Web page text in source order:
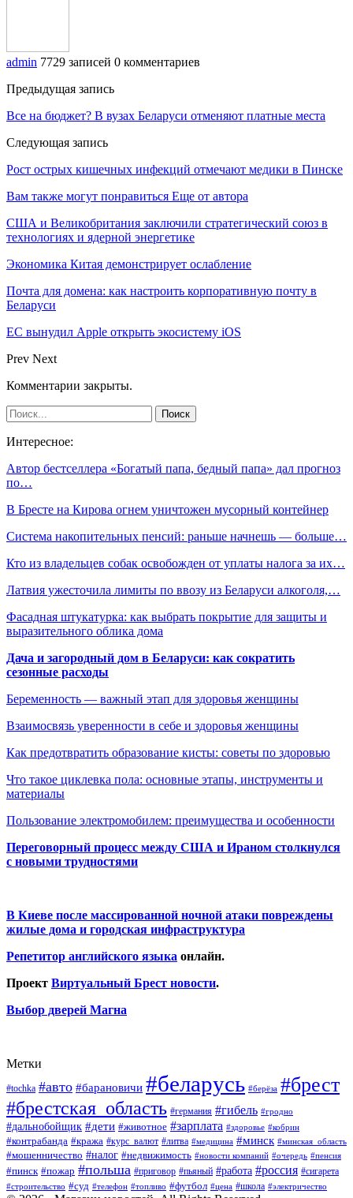
admin 7729 записей 0 комментариев
Предыдущая запись
Все на бюджет? В вузах Беларуси отменяют платные места
Следующая запись
Рост острых кишечных инфекций отмечают медики в Пинске
Вам также могут понравиться Еще от автора
США и Великобритания заключили стратегический союз в
технологиях и ядерной энергетике
Экономика Китая демонстрирует ослабление
Почта для домена: как настроить корпоративную почту в
Беларуси
ЕС вынудил Apple открыть экосистему iOS
Prev Next
Комментарии закрыты.
Интересное:
Автор бестселлера «Богатый папа, бедный папа» дал прогноз
по…
В Бресте на Кирова огнем уничтожен мусорный контейнер
Система накопительных пенсий: раньше начнешь — больше…
Кто из владельцев собак освобожден от уплаты налога за их…
Латвия ужесточила лимиты по ввозу из Беларуси алкоголя,…
Фасадная штукатурка: как выбрать покрытие для защиты и
выразительного облика дома
Дача и загородный дом в Беларуси: как сократить
сезонные расходы
Беременность — важный этап для здоровья женщины
Взаимосвязь уверенности в себе и здоровья женщины
Как предотвратить образование кисты: советы по здоровью
Что такое циклевка пола: основные этапы, инструменты и
материалы
Пользование электромобилем: преимущества и особенности
Переговорный процесс между США и Ираном столкнулся
с новыми трудностями
В Киеве после массированной ночной атаки повреждены
жилые дома и городская инфраструктура
Репетитор английского языка онлайн.
Проект Виртуальный Брест новости.
Выбор дверей Магна
Метки
#tochka #авто #барановичи #беларусь #берёза #брест
#брестская_область #германия #гибель #гродно
#дальнобойщик #дети #животное #зарплата #здоровье #кобрин
#контрабанда #кража #курс_валют #литва #медицина #минск #минская_область
#мошенничество #налог #недвижимость #новости компаний #очередь #пенсия
#пинск #пожар #польша #приговор #пьяный #работа #россия #сигарета
#строительство #суд #телефон #топливо #футбол #цена #школа #электричество